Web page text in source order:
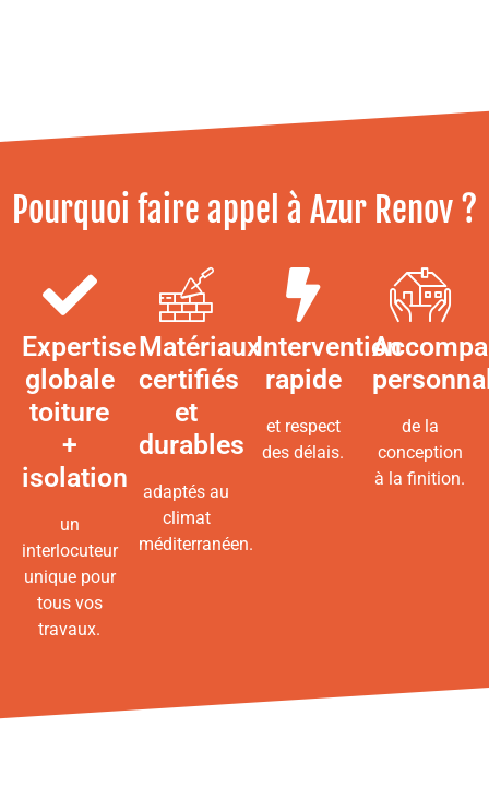
Pourquoi faire appel à Azur Renov ?
Expertise
globale
toiture
+
isolation
un
interlocuteur
unique pour
tous vos
travaux.
Matériaux
certifiés
et
durables
adaptés au
climat
méditerranéen.
Intervention
rapide
et respect
des délais.
de la
conception
à la finition.